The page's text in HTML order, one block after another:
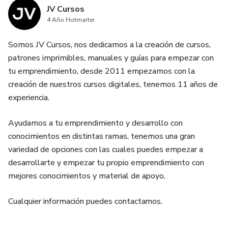
JV Cursos
4 Año Hotmarter
Somos JV Cursos, nos dedicamos a la creación de cursos,
patrones imprimibles, manuales y guías para empezar con
tu emprendimiento, desde 2011 empezamos con la
creación de nuestros cursos digitales, tenemos 11 años de
experiencia.
Ayudamos a tu emprendimiento y desarrollo con
conocimientos en distintas ramas, tenemos una gran
variedad de opciones con las cuales puedes empezar a
desarrollarte y empezar tu propio emprendimiento con
mejores conocimientos y material de apoyo.
Cualquier información puedes contactarnos.